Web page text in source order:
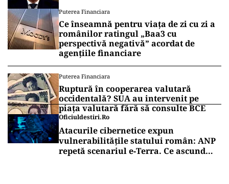
Puterea Financiara
Ce înseamnă pentru viața de zi cu zi a
românilor ratingul „Baa3 cu
perspectivă negativă” acordat de
agențiile financiare
Puterea Financiara
Ruptură în cooperarea valutară
occidentală? SUA au intervenit pe
piața valutară fără să consulte BCE
Oficiuldestiri.ro
Atacurile cibernetice expun
vulnerabilitățile statului român: ANP
repetă scenariul e‑Terra. Ce ascund